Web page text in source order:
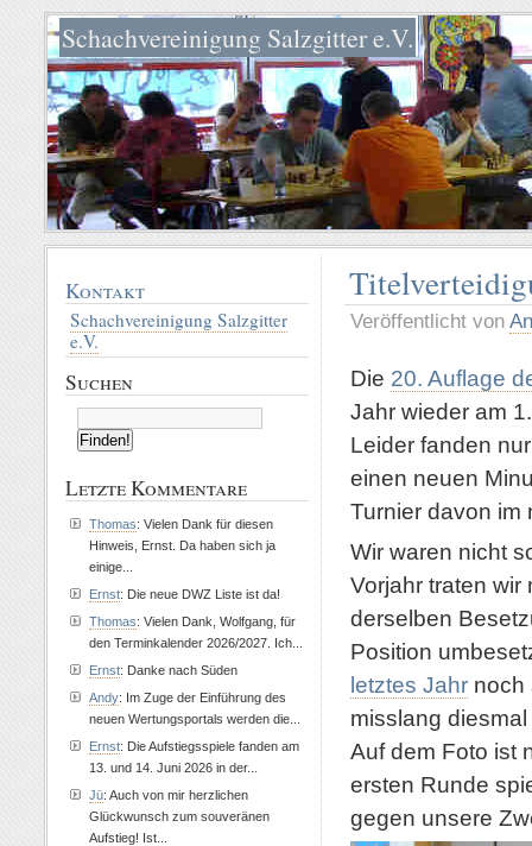
Schachvereinigung Salzgitter e.V.
Veröffentlicht von
Die 20. Auflage
Jahr wieder am
Leider fanden
einen neuen
Turnier davon im
Wir waren nicht
Vorjahr traten wir
derselben
Position
letztes Jahr noch
misslang
Auf dem Foto ist
ersten Runde
gegen unsere
Kontakt
Schachvereinigung Salzgitter
e.V.
Suchen
Letzte Kommentare
Thomas: Vielen Dank für diesen
Hinweis, Ernst. Da haben sich ja
einige...
Ernst: Die neue DWZ Liste ist da!
Thomas: Vielen Dank, Wolfgang, für
den Terminkalender 2026/2027. Ich...
Ernst: Danke nach Süden
Andy: Im Zuge der Einführung des
neuen Wertungsportals werden die...
Ernst: Die Aufstiegsspiele fanden am
13. und 14. Juni 2026 in der...
Jü: Auch von mir herzlichen
Glückwunsch zum souveränen
Aufstieg! Ist...